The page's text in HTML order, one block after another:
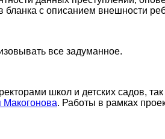
с описанием внешности
все задуманное.
школ и детских садов,
Макогонова. Работы в рамках